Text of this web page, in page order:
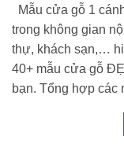
Mẫu cửa gỗ 1
trong không gian
thự, khách sạn,…
40+ mẫu cửa gỗ
bạn. Tổng hợp các